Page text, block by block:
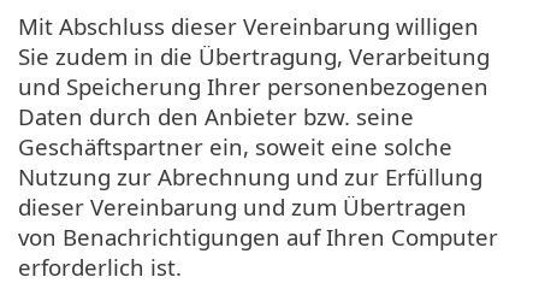
Mit Abschluss dieser Vereinbarung willigen
Sie zudem in die Übertragung, Verarbeitung
und Speicherung Ihrer personenbezogenen
Daten durch den Anbieter bzw. seine
Geschäftspartner ein, soweit eine solche
Nutzung zur Abrechnung und zur Erfüllung
dieser Vereinbarung und zum Übertragen
von Benachrichtigungen auf Ihren Computer
erforderlich ist.